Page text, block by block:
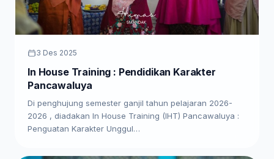
3 Des 2025
In House Training : Pendidikan Karakter
Pancawaluya
Di penghujung semester ganjil tahun pelajaran 2026-
2026 , diadakan In House Training (IHT) Pancawaluya :
Penguatan Karakter Unggul…